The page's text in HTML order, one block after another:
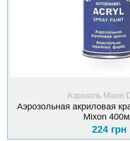
+
Аэрозоль Mixon
Аэрозольная акриловая
Mixon
224 грн